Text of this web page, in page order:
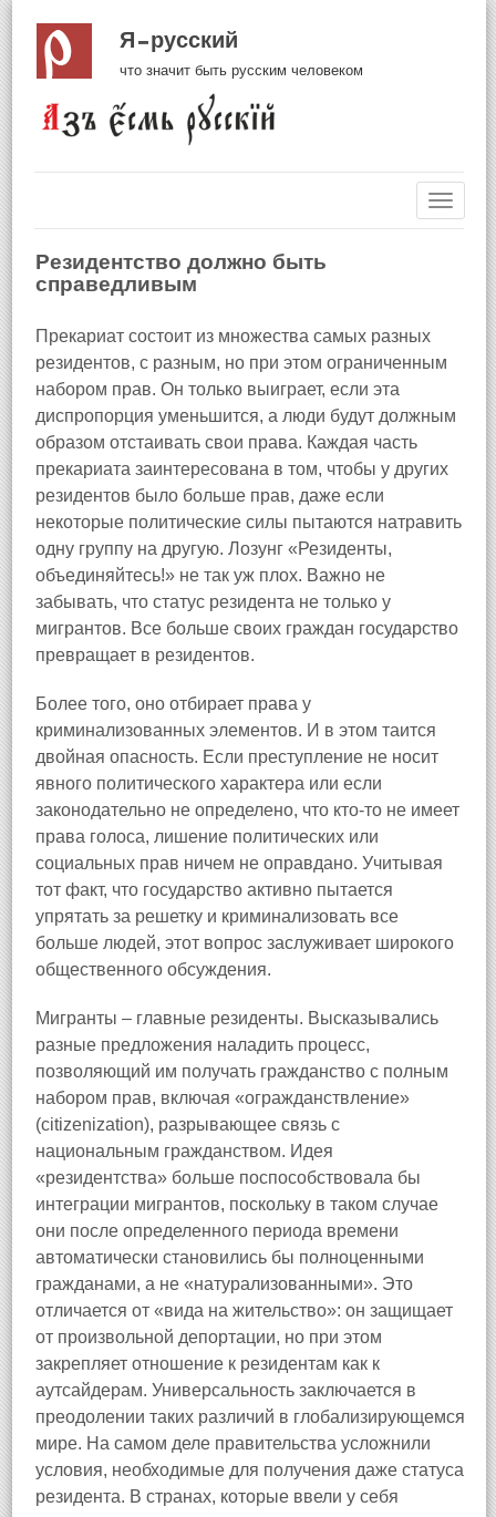
Я русский
что значит быть русским человеком
Резидентство должно быть
справедливым
Прекариат состоит из множества самых разных
резидентов, с разным, но при этом ограниченным
набором прав. Он только выиграет, если эта
диспропорция уменьшится, а люди будут должным
образом отстаивать свои права. Каждая часть
прекариата заинтересована в том, чтобы у других
резидентов было больше прав, даже если
некоторые политические силы пытаются натравить
одну группу на другую. Лозунг «Резиденты,
объединяйтесь!» не так уж плох. Важно не
забывать, что статус резидента не только у
мигрантов. Все больше своих граждан государство
превращает в резидентов.
Более того, оно отбирает права у
криминализованных элементов. И в этом таится
двойная опасность. Если преступление не носит
явного политического характера или если
законодательно не определено, что кто‑то не имеет
права голоса, лишение политических или
социальных прав ничем не оправдано. Учитывая
тот факт, что государство активно пытается
упрятать за решетку и криминализовать все
больше людей, этот вопрос заслуживает широкого
общественного обсуждения.
Мигранты – главные резиденты. Высказывались
разные предложения наладить процесс,
позволяющий им получать гражданство с полным
набором прав, включая «огражданствление»
(citizenization), разрывающее связь с
национальным гражданством. Идея
«резидентства» больше поспособствовала бы
интеграции мигрантов, поскольку в таком случае
они после определенного периода времени
автоматически становились бы полноценными
гражданами, а не «натурализованными». Это
отличается от «вида на жительство»: он защищает
от произвольной депортации, но при этом
закрепляет отношение к резидентам как к
аутсайдерам. Универсальность заключается в
преодолении таких различий в глобализирующемся
мире. На самом деле правительства усложнили
условия, необходимые для получения даже статуса
резидента. В странах, которые ввели у себя